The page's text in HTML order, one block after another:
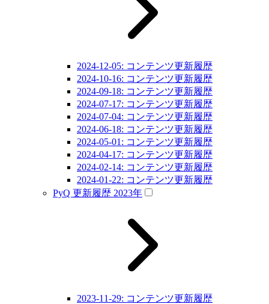
2024-12-05: コンテンツ更新履歴
2024-10-16: コンテンツ更新履歴
2024-09-18: コンテンツ更新履歴
2024-07-17: コンテンツ更新履歴
2024-07-04: コンテンツ更新履歴
2024-06-18: コンテンツ更新履歴
2024-05-01: コンテンツ更新履歴
2024-04-17: コンテンツ更新履歴
2024-02-14: コンテンツ更新履歴
2024-01-22: コンテンツ更新履歴
PyQ 更新履歴 2023年
2023-11-29: コンテンツ更新履歴